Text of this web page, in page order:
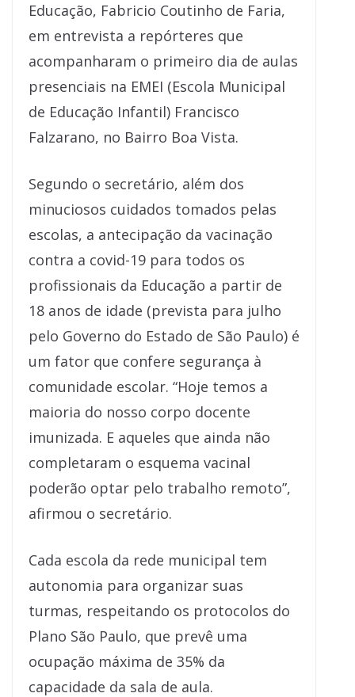
Educação, Fabricio Coutinho de Faria,
em entrevista a repórteres que
acompanharam o primeiro dia de aulas
presenciais na EMEI (Escola Municipal
de Educação Infantil) Francisco
Falzarano, no Bairro Boa Vista.
Segundo o secretário, além dos
minuciosos cuidados tomados pelas
escolas, a antecipação da vacinação
contra a covid-19 para todos os
profissionais da Educação a partir de
18 anos de idade (prevista para julho
pelo Governo do Estado de São Paulo) é
um fator que confere segurança à
comunidade escolar. “Hoje temos a
maioria do nosso corpo docente
imunizada. E aqueles que ainda não
completaram o esquema vacinal
poderão optar pelo trabalho remoto”,
afirmou o secretário.
Cada escola da rede municipal tem
autonomia para organizar suas
turmas, respeitando os protocolos do
Plano São Paulo, que prevê uma
ocupação máxima de 35% da
capacidade da sala de aula.